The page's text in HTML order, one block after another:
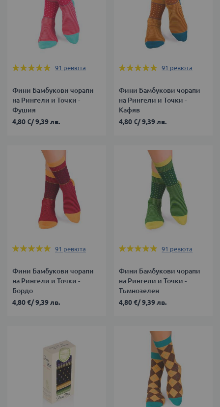
Оценка:
91 ревюта
Фини Бамбукови чорапи
на Рингели и Точки -
Фушия
4,80 €/9,39 лв.
Оценка:
91 ревюта
Фини Бамбукови чорапи
на Рингели и Точки -
Кафяв
4,80 €/9,39 лв.
Оценка:
91 ревюта
Фини Бамбукови чорапи
на Рингели и Точки -
Бордо
4,80 €/9,39 лв.
Оценка:
91 ревюта
Фини Бамбукови чорапи
на Рингели и Точки -
Тъмнозелен
4,80 €/9,39 лв.